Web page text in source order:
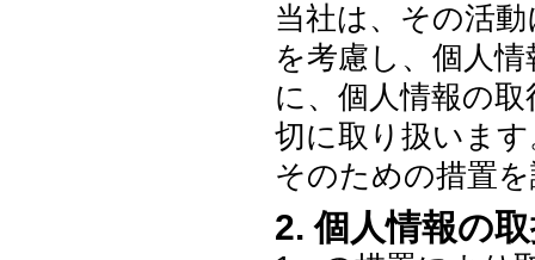
当社は、その活
を考慮し、個人
に、個人情報の
切に取り扱いま
そのための措置
2. 個人情報の